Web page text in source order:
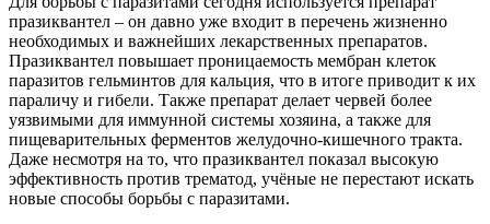
празиквантел – он давно уже входит в перечень жизненно
необходимых и важнейших лекарственных препаратов.
Празиквантел повышает проницаемость мембран клеток
паразитов гельминтов для кальция, что в итоге приводит к их
параличу и гибели. Также препарат делает червей более
уязвимыми для иммунной системы хозяина, а также для
пищеварительных ферментов желудочно-кишечного тракта.
Даже несмотря на то, что празиквантел показал высокую
эффективность против трематод, учёные не перестают искать
новые способы борьбы с паразитами.